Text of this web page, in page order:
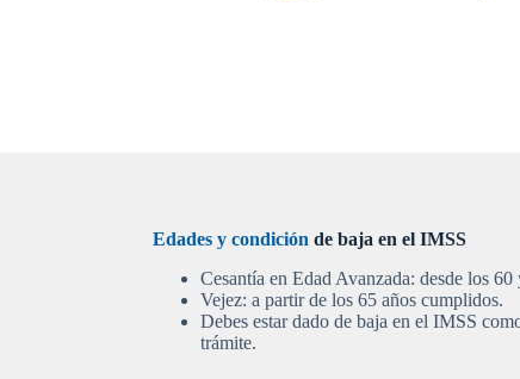
Edades y condición de baja en el IMSS
Cesantía en Edad Avanzada: desde los 60
Vejez: a partir de los 65 años cumplidos.
Debes estar dado de baja en el IMSS
trámite.